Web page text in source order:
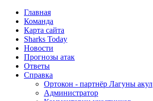
Главная
Команда
Карта сайта
Sharks Today
Новости
Прогнозы атак
Ответы
Справка
Ортокон - партнёр Лагуны акул
Администратор